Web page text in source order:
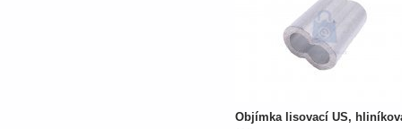
Objímka lisovací US,